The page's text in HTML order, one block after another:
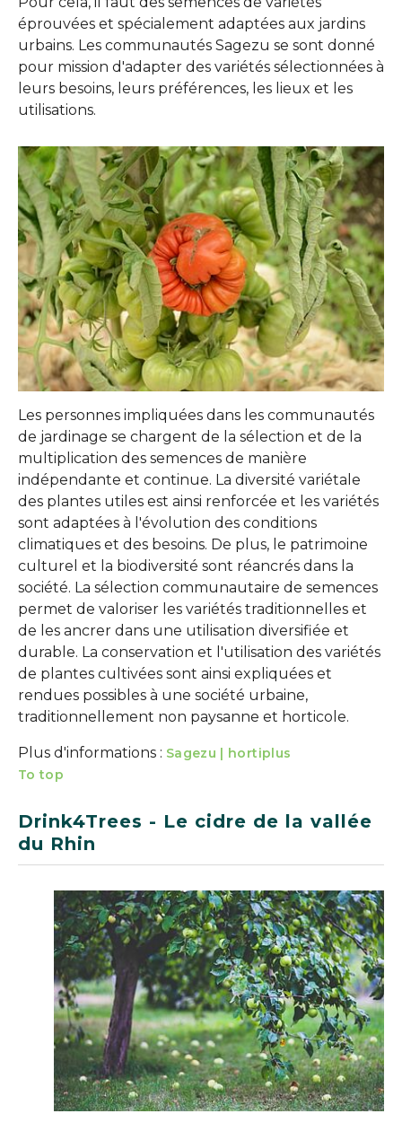
éprouvées et spécialement adaptées aux jardins
urbains. Les communautés Sagezu se sont donné
pour mission d'adapter des variétés sélectionnées à
leurs besoins, leurs préférences, les lieux et les
utilisations.
Show larger version
Les personnes impliquées dans les communautés
de jardinage se chargent de la sélection et de la
multiplication des semences de manière
indépendante et continue. La diversité variétale
des plantes utiles est ainsi renforcée et les variétés
sont adaptées à l'évolution des conditions
climatiques et des besoins. De plus, le patrimoine
culturel et la biodiversité sont réancrés dans la
société. La sélection communautaire de semences
permet de valoriser les variétés traditionnelles et
de les ancrer dans une utilisation diversifiée et
durable. La conservation et l'utilisation des variétés
de plantes cultivées sont ainsi expliquées et
rendues possibles à une société urbaine,
traditionnellement non paysanne et horticole.
Plus d'informations : Sagezu | hortiplus
To top
Drink4Trees - Le cidre de la vallée
du Rhin
Show larger version